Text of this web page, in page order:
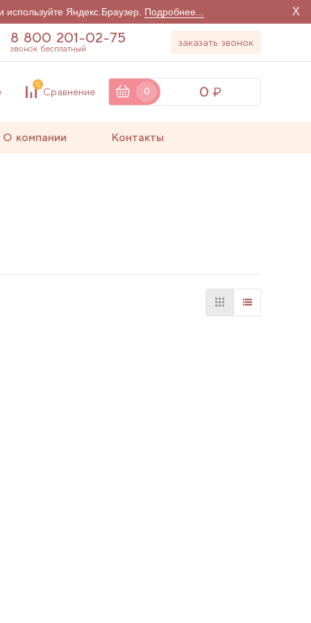
Яндекс.Браузер. Подробнее... X
8 800 201-02-75
звонок бесплатный
заказать звонок
Сравнение
0
0 0
О компании Контакты